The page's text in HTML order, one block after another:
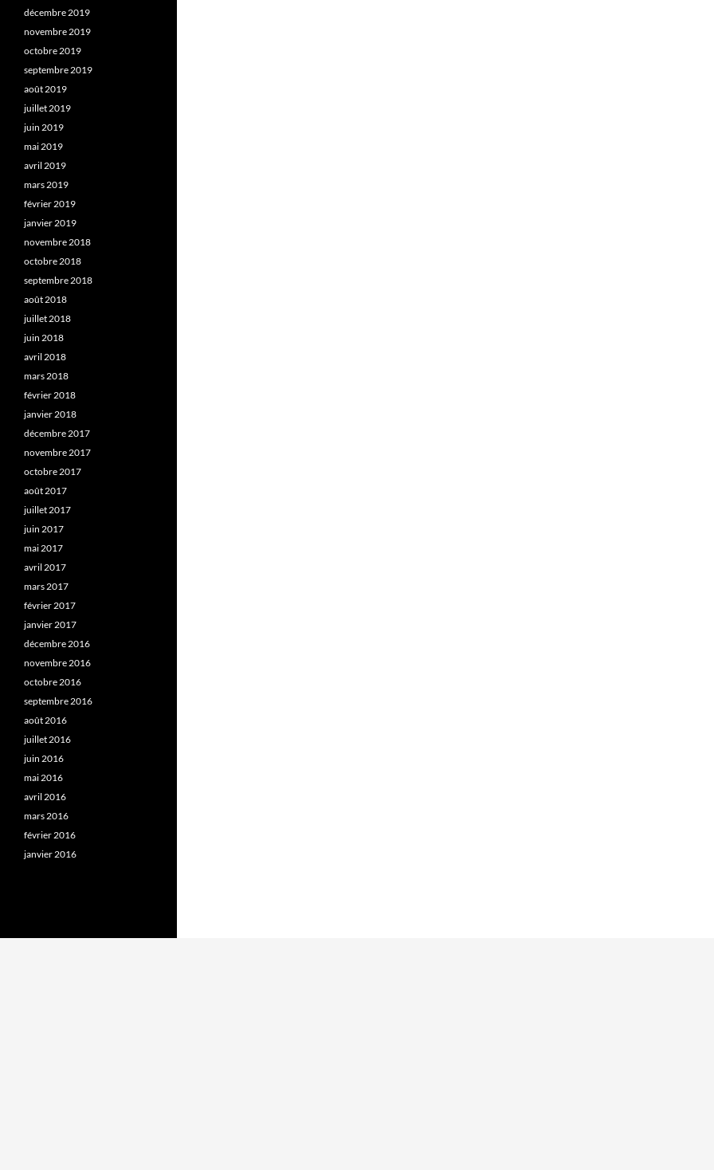
décembre 2019
novembre 2019
octobre 2019
septembre 2019
août 2019
juillet 2019
juin 2019
mai 2019
avril 2019
mars 2019
février 2019
janvier 2019
novembre 2018
octobre 2018
septembre 2018
août 2018
juillet 2018
juin 2018
avril 2018
mars 2018
février 2018
janvier 2018
décembre 2017
novembre 2017
octobre 2017
août 2017
juillet 2017
juin 2017
mai 2017
avril 2017
mars 2017
février 2017
janvier 2017
décembre 2016
novembre 2016
octobre 2016
septembre 2016
août 2016
juillet 2016
juin 2016
mai 2016
avril 2016
mars 2016
février 2016
janvier 2016